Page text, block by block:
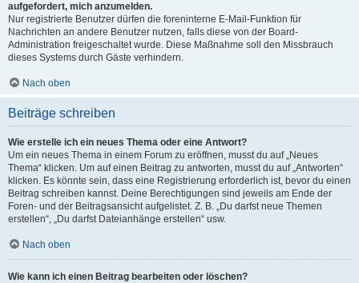
aufgefordert, mich anzumelden.
Nur registrierte Benutzer dürfen die foreninterne E-Mail-Funktion für
Nachrichten an andere Benutzer nutzen, falls diese von der Board-
Administration freigeschaltet wurde. Diese Maßnahme soll den Missbrauch
dieses Systems durch Gäste verhindern.
Nach oben
Beiträge schreiben
Wie erstelle ich ein neues Thema oder eine Antwort?
Um ein neues Thema in einem Forum zu eröffnen, musst du auf „Neues
Thema“ klicken. Um auf einen Beitrag zu antworten, musst du auf „Antworten“
klicken. Es könnte sein, dass eine Registrierung erforderlich ist, bevor du einen
Beitrag schreiben kannst. Deine Berechtigungen sind jeweils am Ende der
Foren- und der Beitragsansicht aufgelistet. Z. B. „Du darfst neue Themen
erstellen“, „Du darfst Dateianhänge erstellen“ usw.
Nach oben
Wie kann ich einen Beitrag bearbeiten oder löschen?